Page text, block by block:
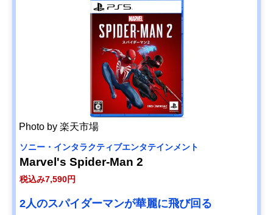
Photo by 楽天市場
ソニー・インタラクティブエンタテインメント
Marvel's Spider-Man 2
税込み7,590円
2人のスパイダーマンが華麗に飛び回る